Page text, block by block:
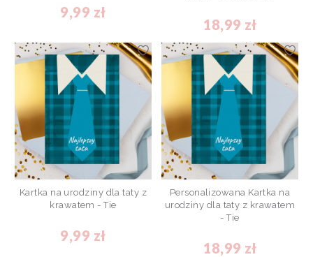
9,99 zł
18,99 zł
Kartka na urodziny dla taty z
krawatem - Tie
9,99 zł
Personalizowana Kartka na
urodziny dla taty z krawatem
- Tie
18,99 zł